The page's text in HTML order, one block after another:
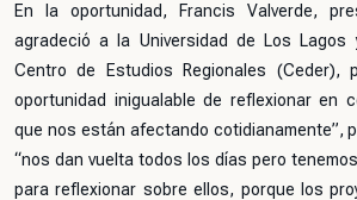
En la oportunidad, Francis Valverde,
agradeció a la Universidad de Los Lagos
Centro de Estudios Regionales (Ceder),
oportunidad inigualable de reflexionar en
que nos están afectando cotidianamente”,
“nos dan vuelta todos los días pero
para reflexionar sobre ellos, porque los